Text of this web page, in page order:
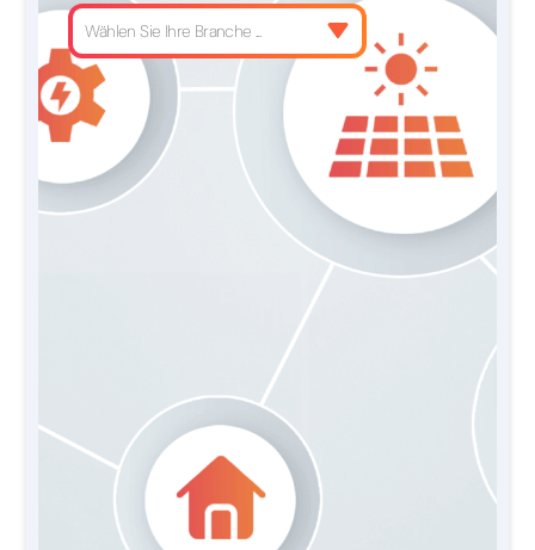
Wählen Sie Ihre Branche ...